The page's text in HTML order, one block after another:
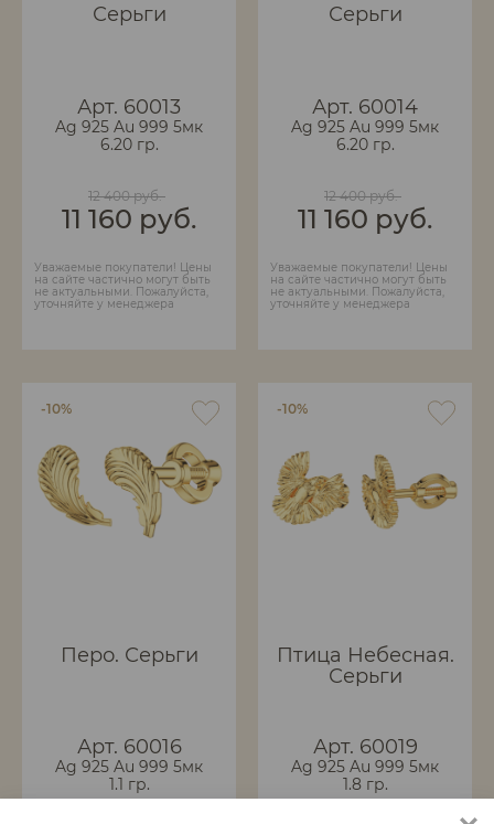
Серьги
Арт. 60013
Ag 925 Au 999 5мк
6.20 гр.
12 400 руб.
11 160 руб.
Уважаемые покупатели! Цены
на сайте частично могут быть
не актуальными. Пожалуйста,
уточняйте у менеджера
Серьги
Арт. 60014
Ag 925 Au 999 5мк
6.20 гр.
12 400 руб.
11 160 руб.
Уважаемые покупатели! Цены
на сайте частично могут быть
не актуальными. Пожалуйста,
уточняйте у менеджера
-10%
Перо. Серьги
Арт. 60016
Ag 925 Au 999 5мк
1.1 гр.
-10%
Птица Небесная.
Серьги
Арт. 60019
Ag 925 Au 999 5мк
1.8 гр.